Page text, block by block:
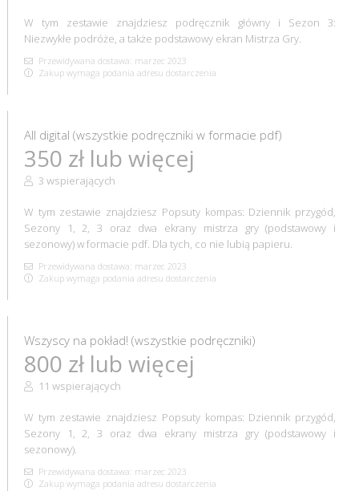
W tym zestawie znajdziesz podręcznik główny i Sezon 3:
Niezwykłe podróże, a także podstawowy ekran Mistrza Gry.
Przewidywana dostawa: marzec 2023
Zakup wymaga podania adresu dostarczenia
All digital (wszystkie podręczniki w formacie pdf)
350 zł lub więcej
3 wspierających
W tym zestawie znajdziesz Popsuty kompas: Dziennik przygód,
Sezony 1, 2, 3 oraz dwa ekrany mistrza gry (podstawowy i
sezonowy) w formacie pdf. Dla tych, co nie lubią papieru.
Przewidywana dostawa: marzec 2023
Zakup wymaga podania adresu dostarczenia
Wszyscy na pokład! (wszystkie podręczniki)
800 zł lub więcej
11 wspierających
W tym zestawie znajdziesz Popsuty kompas: Dziennik przygód,
Sezony 1, 2, 3 oraz dwa ekrany mistrza gry (podstawowy i
sezonowy).
Przewidywana dostawa: marzec 2023
Zakup wymaga podania adresu dostarczenia